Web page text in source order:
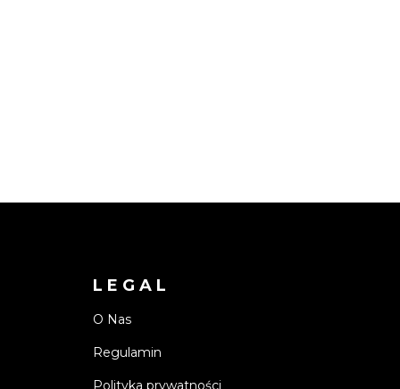
LEGAL
O Nas
Regulamin
Polityka prywatności